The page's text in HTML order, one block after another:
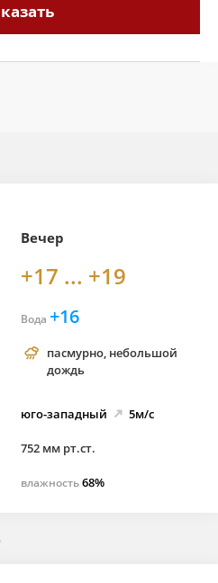
Вечер
+17 ... +19
Вода +16
пасмурно, небольшой
дождь
юго-западный 5м/с
752 мм рт.ст.
влажность68%